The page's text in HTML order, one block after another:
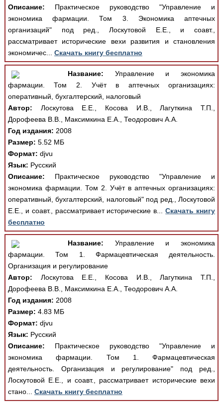
Описание: Практическое руководство "Управление и
экономика фармации. Том 3. Экономика аптечных
организаций" под ред., Лоскутовой Е.Е., и соавт.,
рассматривает исторические вехи развития и становления
экономичес... Скачать книгу бесплатно
Название: Управление и экономика
фармации. Том 2. Учёт в аптечных организациях:
оперативный, бухгалтерский, налоговый
Автор: Лоскутова Е.Е., Косова И.В., Лагуткина Т.П.,
Дорофеева В.В., Максимкина Е.А., Теодорович А.А.
Год издания: 2008
Размер: 5.52 МБ
Формат: djvu
Язык: Русский
Описание: Практическое руководство "Управление и
экономика фармации. Том 2. Учёт в аптечных организациях:
оперативный, бухгалтерский, налоговый" под ред., Лоскутовой
Е.Е., и соавт., рассматривает исторические в...Скачать книгу
бесплатно
Название: Управление и экономика
фармации. Том 1. Фармацевтическая деятельность.
Организация и регулирование
Автор: Лоскутова Е.Е., Косова И.В., Лагуткина Т.П.,
Дорофеева В.В., Максимкина Е.А., Теодорович А.А.
Год издания: 2008
Размер: 4.83 МБ
Формат: djvu
Язык: Русский
Описание: Практическое руководство "Управление и
экономика фармации. Том 1. Фармацевтическая
деятельность. Организация и регулирование" под ред.,
Лоскутовой Е.Е., и соавт., рассматривает исторические вехи
стано... Скачать книгу бесплатно